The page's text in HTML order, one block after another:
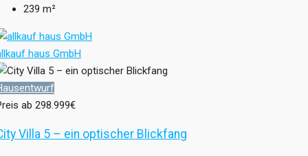
239 m²
haus GmbH
ab 298.999€
Villa 5 – ein optischer Blickfang